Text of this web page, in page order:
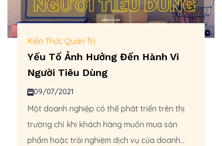
Kiến Thức Quản Trị
Yếu Tố Ảnh Hưởng Đến Hành Vi
Người Tiêu Dùng
09/07/2021
Một doanh nghiệp có thể phát triển trên thị
trường chỉ khi khách hàng muốn mua sản
phẩm hoặc trải nghiệm dịch vụ của doanh...